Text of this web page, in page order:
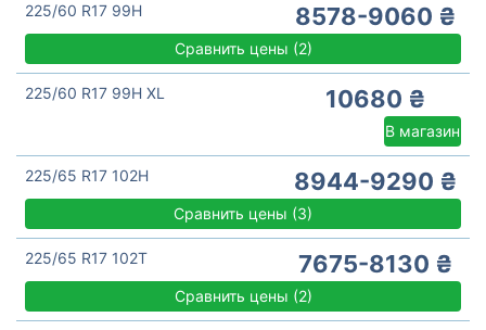
225/60 R17 99H 8578-9060 ₴
Сравнить цены (2)
225/60 R17 99H XL 10680 ₴
В магазин
225/65 R17 102H 8944-9290 ₴
Сравнить цены (3)
225/65 R17 102T 7675-8130 ₴
Сравнить цены (2)